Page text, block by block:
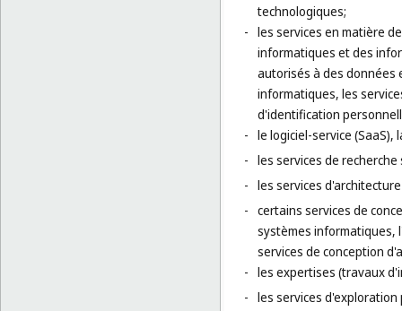
technologiques;
- les services en matière
informatiques et des
autorisés à des données
informatiques, les
d'identification
- le logiciel-service
- les services de
- les services
- certains services de
systèmes informatiques,
services de conception
- les expertises (travaux
- les services